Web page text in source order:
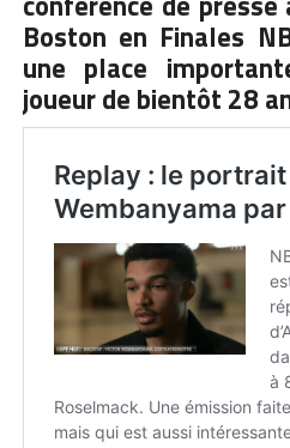
Boston en Finales
une place
joueur de bientôt 28